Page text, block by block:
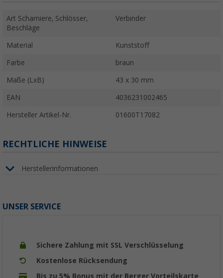
Art Scharniere, Schlösser,
Beschläge
Verbinder
Material Kunststoff
Farbe braun
Maße (LxB) 43 x 30 mm
EAN 4036231002465
Hersteller Artikel-Nr. 01600T17082
RECHTLICHE HINWEISE
Herstellerinformationen
UNSER SERVICE
Sichere Zahlung mit SSL Verschlüsselung
Kostenlose Rücksendung
Bis zu 5% Bonus mit der Berger Vorteilskarte